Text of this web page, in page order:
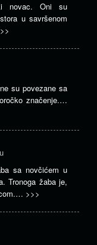
novac. Oni su
u savršenom
su povezane sa
značenje.…
sa novčićem u
Tronoga žaba je,
>>>